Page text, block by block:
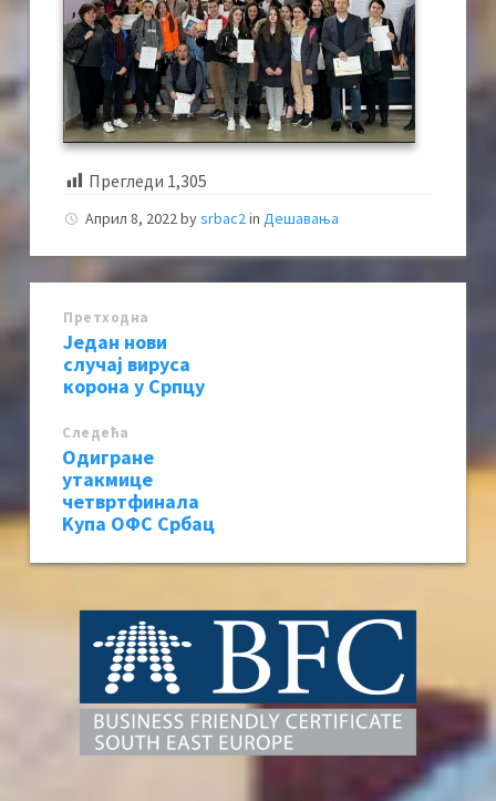
Прегледи 1,305
Април 8, 2022bysrbac2in Дешавања
Претходна
Један нови
случај вируса
корона у Српцу
Следећa
Одигране
утакмице
четвртфинала
Kупа ОФС Србац